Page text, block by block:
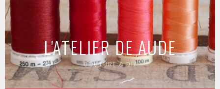
Aller
au
contenu
principal
L'ATELIER DE AUDE
COUTURE & DIY